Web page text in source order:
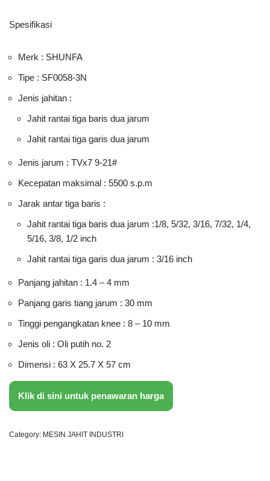
Spesifikasi
Merk : SHUNFA
Tipe : SF0058-3N
Jenis jahitan :
Jahit rantai tiga baris dua jarum
Jahit rantai tiga garis dua jarum
Jenis jarum : TVx7 9-21#
Kecepatan maksimal : 5500 s.p.m
Jarak antar tiga baris :
Jahit rantai tiga baris dua jarum :1/8, 5/32, 3/16, 7/32, 1/4,
5/16, 3/8, 1/2 inch
Jahit rantai tiga garis dua jarum : 3/16 inch
Panjang jahitan : 1.4 – 4 mm
Panjang garis tiang jarum : 30 mm
Tinggi pengangkatan knee : 8 – 10 mm
Jenis oli : Oli putih no. 2
Dimensi : 63 X 25.7 X 57 cm
Klik di sini untuk penawaran harga
Category: MESIN JAHIT INDUSTRI